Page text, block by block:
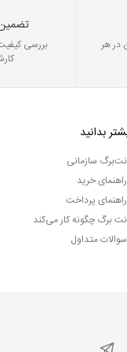
در هر
بررسی
بدانید
نت‌برگ سازمانی
راهنمای خرید
راهنمای پرداخت
نت برگ چگونه کار می‌کند
سوالات متداول